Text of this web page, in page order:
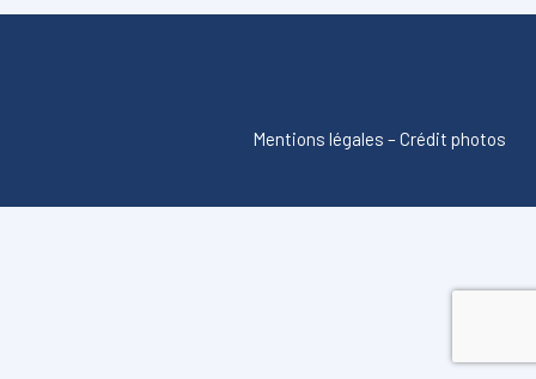
Mentions légales –Crédit photos